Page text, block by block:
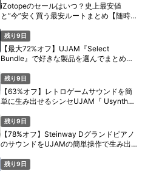
iZotopeのセールはいつ？史上最安値
と“今”安く買う最安ルートまとめ【随時更
残り9日
【最大72%オフ】UJAM『Select
Bundle』で好きな製品を選んでまとめ買
残り9日
【63%オフ】レトロゲームサウンドを簡
単に生み出せるシンセUJAM『 Usynth
残り9日
【78%オフ】Steinway Dグランドピアノ
のサウンドをUJAMの簡単操作で生み出す
【期間限定】
残り9日